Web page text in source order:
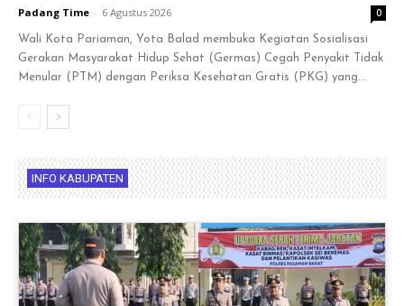
Padang Time - 6 Agustus 2026 0
Wali Kota Pariaman, Yota Balad membuka Kegiatan Sosialisasi
Gerakan Masyarakat Hidup Sehat (Germas) Cegah Penyakit Tidak
Menular (PTM) dengan Periksa Kesehatan Gratis (PKG) yang...
INFO KABUPATEN